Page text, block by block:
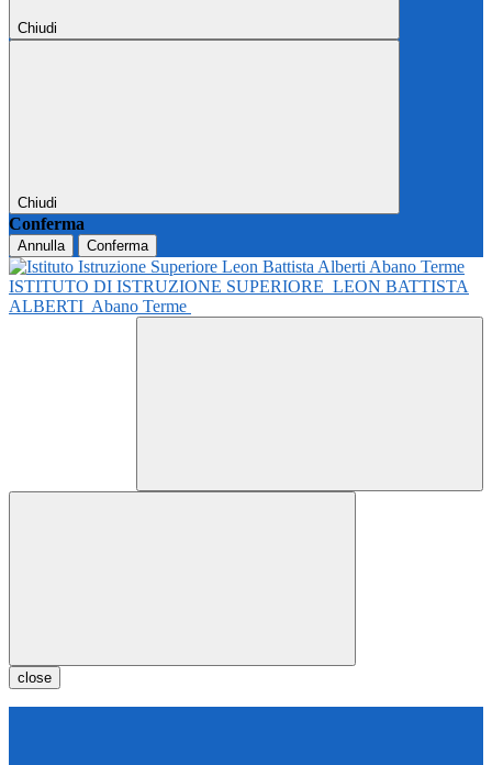
Chiudi
Chiudi
Conferma
Annulla Conferma
ISTITUTO DI ISTRUZIONE SUPERIORE LEON BATTISTA
ALBERTI Abano Terme
close